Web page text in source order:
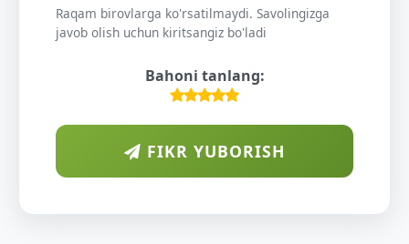
Raqam birovlarga ko'rsatilmaydi. Savolingizga
javob olish uchun kiritsangiz bo'ladi
Bahoni tanlang:
FIKR YUBORISH